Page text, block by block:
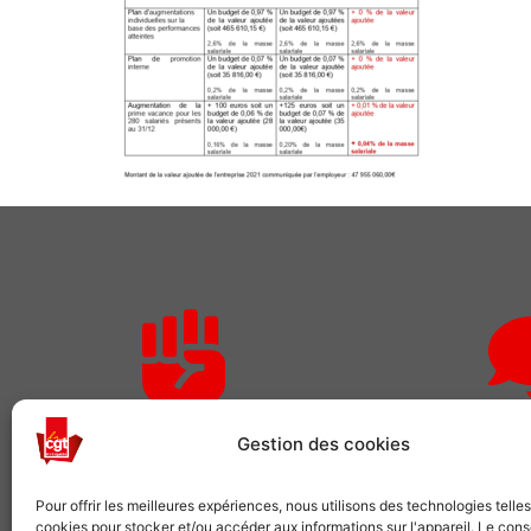
Gestion des cookies
Pour offrir les meilleures expériences, nous utilisons des technologies
cookies pour stocker et/ou accéder aux informations sur l'appareil. Le
Rejoignez-nous
Comme plusieurs centaines de
Des
Pour adhérer